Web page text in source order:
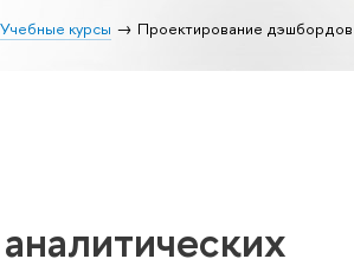
Учебные курсы Проектирование дэшбордов